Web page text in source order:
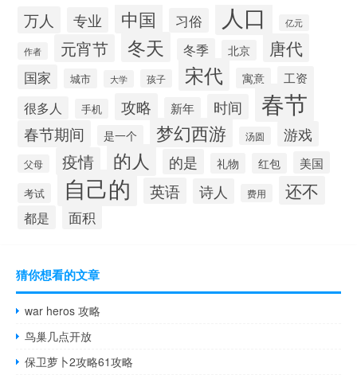
万人 专业 中国 习俗 人口 亿元
作者 元宵节 冬天 冬季 北京 唐代
国家 城市 大学 孩子 宋代 寓意 工资
很多人 手机 攻略 新年 时间 春节
春节期间 是一个 梦幻西游 汤圆 游戏
父母 疫情 的人 的是 礼物 红包 美国
考试 自己的 英语 诗人 费用 还不
都是 面积
猜你想看的文章
war heros 攻略
鸟巢几点开放
保卫萝卜2攻略61攻略